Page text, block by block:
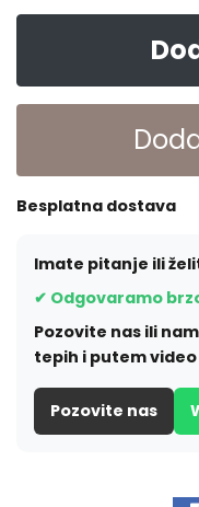
Besplatna dostava
Imate pitanje ili
✔ Odgovaramo
Pozovite nas ili
tepih i putem
Pozovite nas